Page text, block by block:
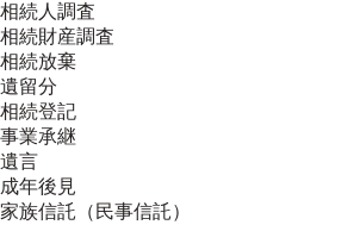
相続人調査
相続財産調査
相続放棄
遺留分
相続登記
事業承継
遺言
成年後見
家族信託（民事信託）